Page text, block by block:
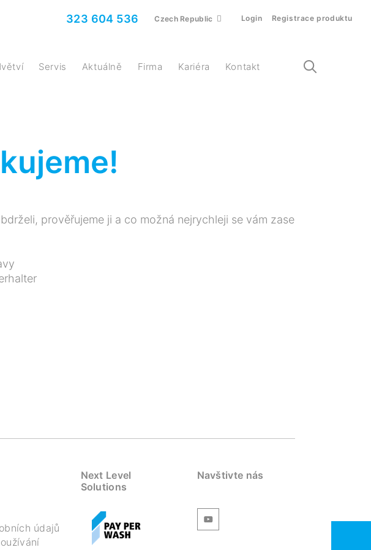
323 604 536 Czech Republic Login Registrace produktu
Servis Aktuálně Firma Kariéra Kontakt
prověřujeme ji a co možná nejrychleji se vám zase
údajů
Next Level
Solutions
Navštivte nás